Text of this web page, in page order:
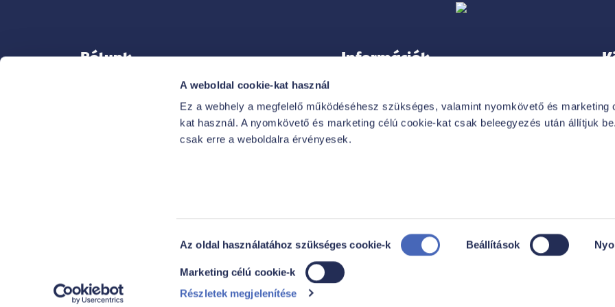
A weboldal cookie-kat használ
Ez a webhely a megfelelő működéséhesz szükséges, valamint nyomkövető és marketing
kat használ. A nyomkövető és marketing célú cookie-kat csak beleegyezés után állítjuk
csak erre a weboldalra érvényesek.
kiválasztása
Az oldal használatához szükséges cookie-k Beállítások
Marketing célú cookie-k
Részletek megjelenítése
Rólunk Információk
IMPRESSZUM